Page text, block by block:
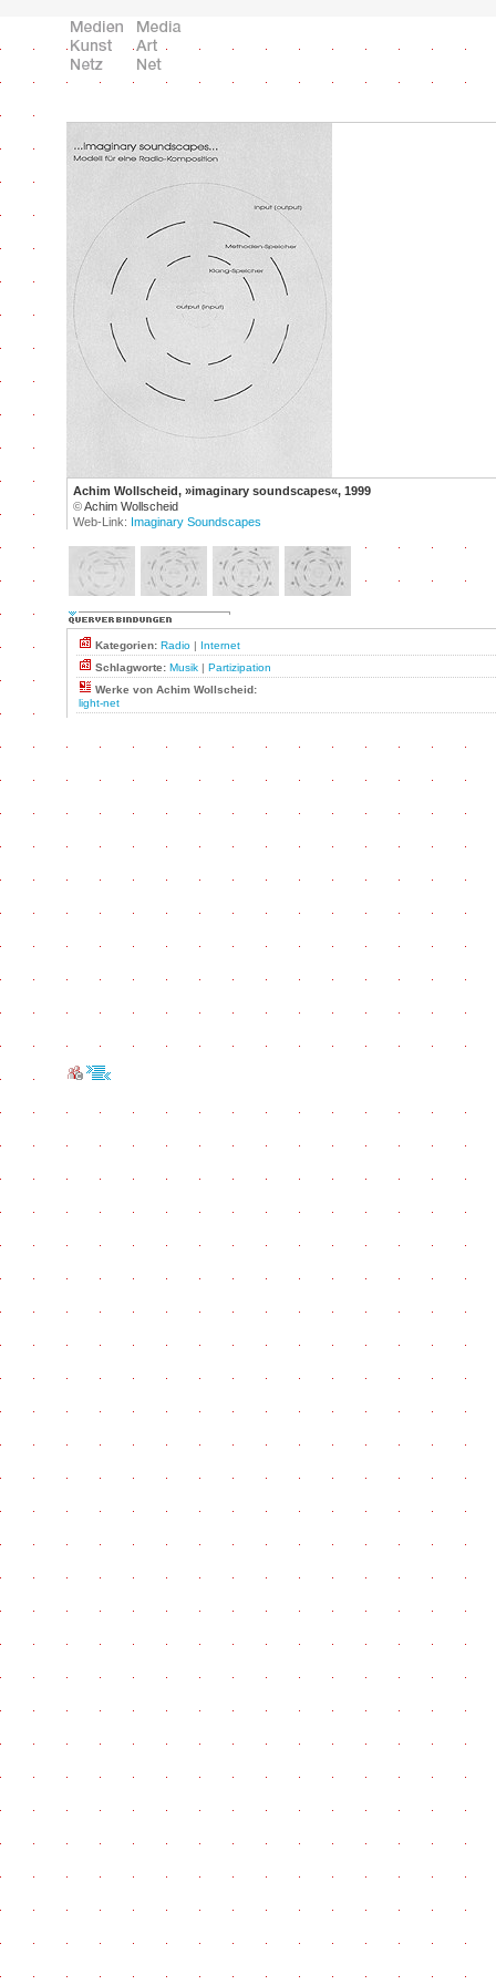
Achim Wollscheid, »imaginary soundscapes«, 1999
©Achim Wollscheid
Web-Link: Imaginary Soundscapes
Kategorien: Radio | Internet
Schlagworte: Musik | Partizipation
Werke von Achim Wollscheid:
light-net